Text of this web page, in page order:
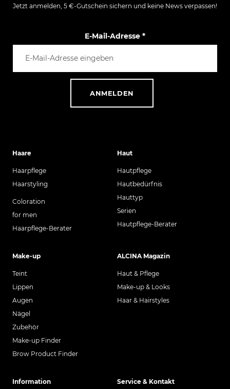
Jetzt anmelden, 5 €-Gutschein sichern und keine News verpassen!
E-Mail-Adresse *
ANMELDEN
Haare
Haarpflege
Haarstyling
Coloration
for men
Haarpflege-Berater
Haut
Hautpflege
Hautbedürfnis
Hauttyp
Serien
Hautpflege-Berater
Make-up
Teint
Lippen
Augen
Nägel
Zubehör
Make-up Finder
Brow Product Finder
ALCINA Magazin
Haut & Pflege
Make-up & Looks
Haar & Hairstyles
Information Service & Kontakt